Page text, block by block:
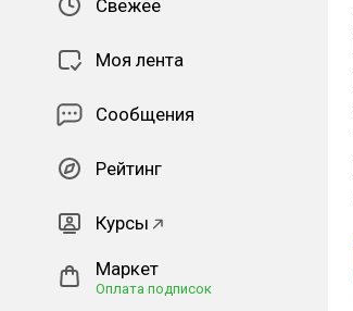
Свежее
Моя лента
Сообщения
Рейтинг
Курсы
Маркет
Оплата подписок